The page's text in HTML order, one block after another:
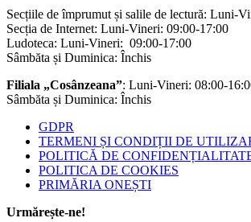
Secțiile de împrumut și salile de lectură: Luni-
Secția de Internet: Luni-Vineri: 09:00-17:00
Ludoteca: Luni-Vineri: 09:00-17:00
Sâmbăta și Duminica: Închis
Filiala „Cosânzeana”: Luni-Vineri: 08:00-
Sâmbăta și Duminica: Închis
GDPR
TERMENI ȘI CONDIȚII DE
POLITICĂ DE
POLITICA DE COOKIES
PRIMĂRIA ONEȘTI
Urmărește-ne!